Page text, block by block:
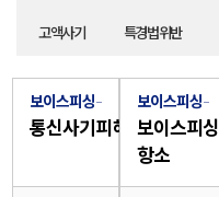
고액사기 특경법위반
보이스피싱
통신사기피해환급법
보이스피싱
보이스피싱
항소